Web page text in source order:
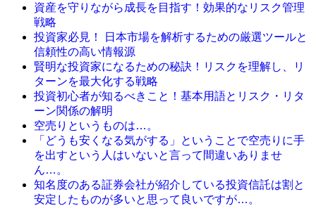
資産を守りながら成長を目指す！効果的なリスク管理
戦略
投資家必見！ 日本市場を解析するための厳選ツールと
信頼性の高い情報源
賢明な投資家になるための秘訣！リスクを理解し、リ
ターンを最大化する戦略
投資初心者が知るべきこと！基本用語とリスク・リタ
ーン関係の解明
空売りというものは…。
「どうも安くなる気がする」ということで空売りに手
を出すという人はいないと言って間違いありませ
ん…。
知名度のある証券会社が紹介している投資信託は割と
安定したものが多いと思って良いですが…。